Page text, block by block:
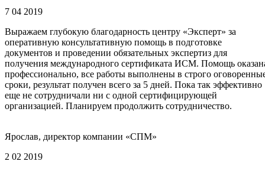
7 04 2019
Выражаем глубокую благодарность центру «Эксперт» за
оперативную консультативную помощь в подготовке
документов и проведении обязательных экспертиз для
получения международного сертификата ИСМ. Помощь
профессионально, все работы выполнены в строго
сроки, результат получен всего за 5 дней. Пока так эффективно
еще не сотрудничали ни с одной сертифицирующей
организацией. Планируем продолжить сотрудничество.
Ярослав, директор компании «СПМ»
2 02 2019